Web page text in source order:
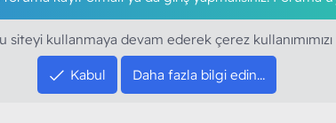
siteyi kullanmaya devam ederek çerez
Kabul Daha fazla bilgi edin…